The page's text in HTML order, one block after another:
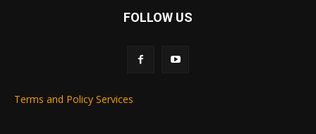
FOLLOW US
Terms and Policy Services